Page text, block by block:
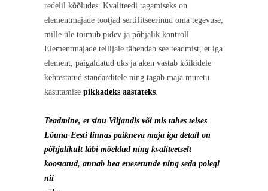
redelil kõõludes. Kvaliteedi tagamiseks on
elementmajade tootjad sertifitseerinud oma tegevuse,
mille üle toimub pidev ja põhjalik kontroll.
Elementmajade tellijale tähendab see teadmist, et iga
element, paigaldatud uks ja aken vastab kõikidele
kehtestatud standarditele ning tagab maja muretu
kasutamise pikkadeks aastateks
Teadmine, et sinu Viljandis või mis tahes teises
Lõuna-Eesti linnas paikneva maja iga detail on
põhjalikult läbi mõeldud ning kvaliteetselt
koostatud, annab hea enesetunde ning seda polegi
nii